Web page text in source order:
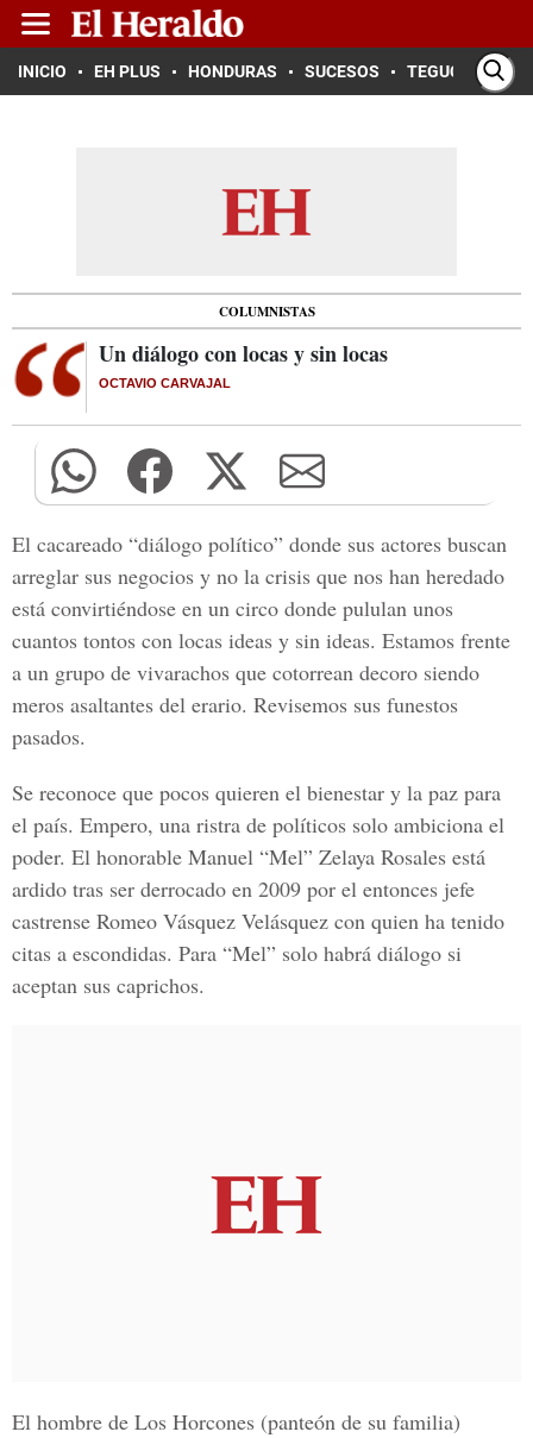
INICIO EH PLUS HONDURAS SUCESOS TEGUCIGALPA
COLUMNISTAS
Un diálogo con locas y sin locas
OCTAVIO CARVAJAL
El cacareado “diálogo político” donde sus actores buscan
arreglar sus negocios y no la crisis que nos han heredado
está convirtiéndose en un circo donde pululan unos
cuantos tontos con locas ideas y sin ideas. Estamos frente
a un grupo de vivarachos que cotorrean decoro siendo
meros asaltantes del erario. Revisemos sus funestos
pasados.
Se reconoce que pocos quieren el bienestar y la paz para
el país. Empero, una ristra de políticos solo ambiciona el
poder. El honorable Manuel “Mel” Zelaya Rosales está
ardido tras ser derrocado en 2009 por el entonces jefe
castrense Romeo Vásquez Velásquez con quien ha tenido
citas a escondidas. Para “Mel” solo habrá diálogo si
aceptan sus caprichos.
El hombre de Los Horcones (panteón de su familia)